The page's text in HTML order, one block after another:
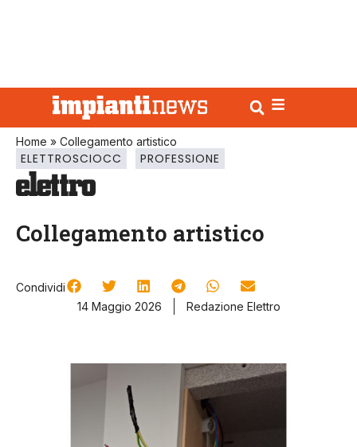
Home » Collegamento artistico
ELETTROSCIOCC PROFESSIONE
Collegamento artistico
Condividi
14 Maggio 2026
Redazione Elettro